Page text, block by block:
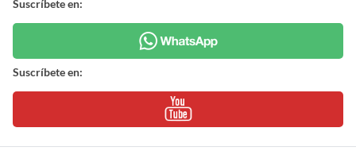
Suscríbete en:
Suscríbete en: